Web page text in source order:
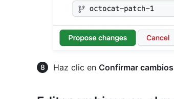
Haz clic en Confirmar cambios